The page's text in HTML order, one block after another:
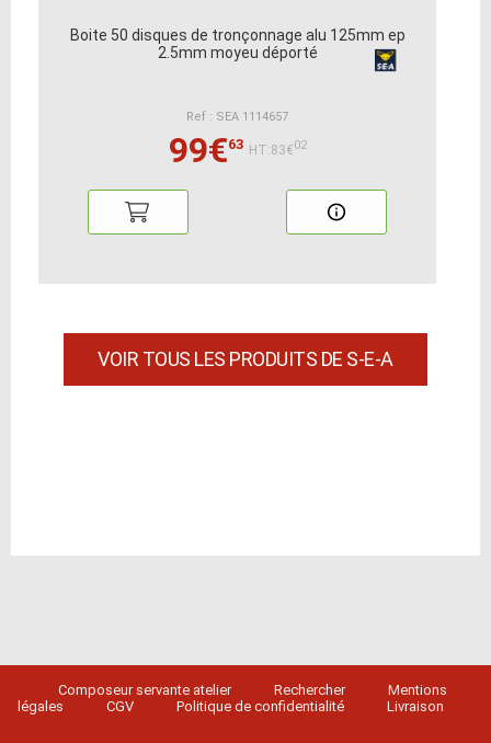
Boite 50 disques de tronçonnage alu 125mm ep
2.5mm moyeu déporté
Ref : SEA 1114657
99€63 HT:83€02
VOIR TOUS LES PRODUITS DE S-E-A
Composeur servante atelier Rechercher
Mentions
légales
CGV Politique de confidentialité Livraison